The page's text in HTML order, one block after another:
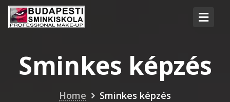
Sminkes képzés
Home Sminkes képzés